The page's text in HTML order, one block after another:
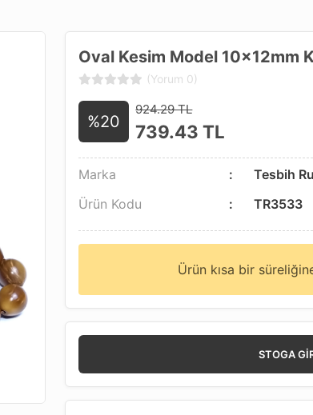
Oval Kesim Model 10x12mm
(Yorum 0)
%20
924.29 TL
739.43 TL
Marka
Tesbih
Ürün Kodu
TR3533
Ürün kısa bir
STOGA